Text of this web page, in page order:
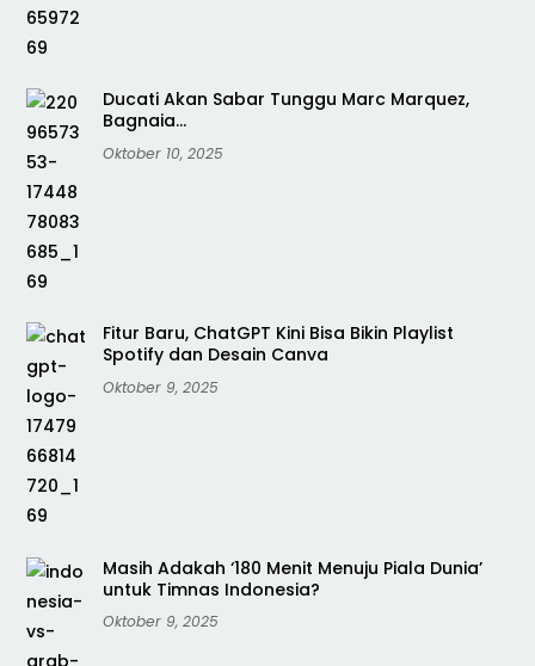
Ducati Akan Sabar Tunggu Marc Marquez,
Bagnaia…
Oktober 10, 2025
Fitur Baru, ChatGPT Kini Bisa Bikin Playlist
Spotify dan Desain Canva
Oktober 9, 2025
Masih Adakah ‘180 Menit Menuju Piala Dunia’
untuk Timnas Indonesia?
Oktober 9, 2025